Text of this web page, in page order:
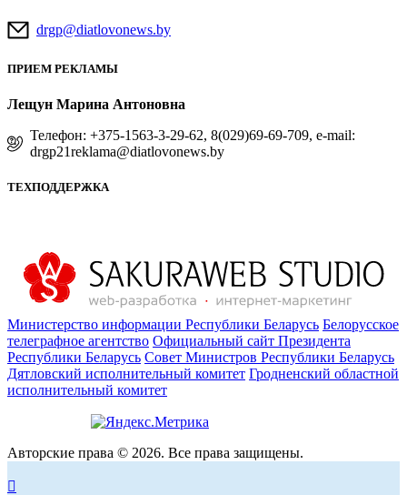
drgp@diatlovonews.by
ПРИЕМ РЕКЛАМЫ
Лещун Марина Антоновна
Телефон: +375-1563-3-29-62, 8(029)69-69-709, e-mail:
drgp21reklama@diatlovonews.by
ТЕХПОДДЕРЖКА
Министерство информации Республики Беларусь Белорусское
телеграфное агентство Официальный сайт Президента
Республики Беларусь Совет Министров Республики Беларусь
Дятловский исполнительный комитет Гродненский областной
исполнительный комитет
Авторские права © 2026. Все права защищены.